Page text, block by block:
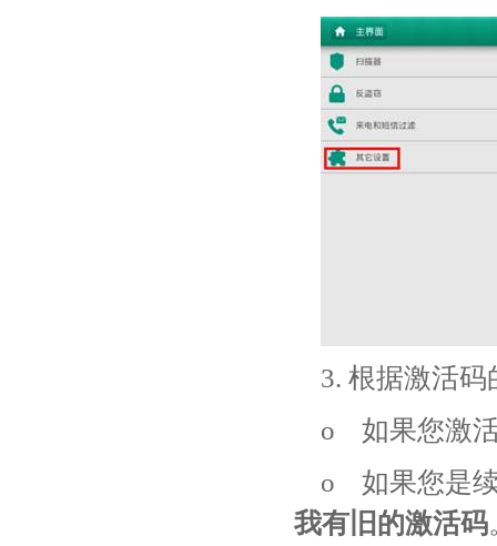
3. 根据激活
o 如果您激
o 如果您是续
我有旧的激活码